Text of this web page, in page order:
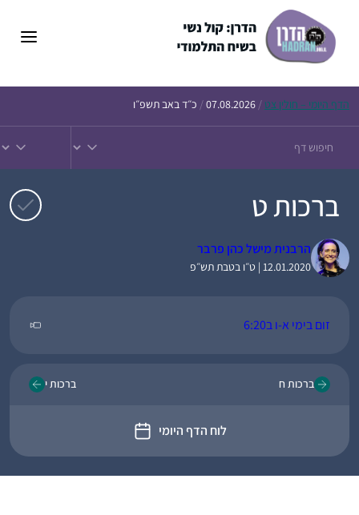
הדף היומי – חולין צט /
07.08.2026
/ כ״ד באב תשפ״ו
ברכות ט
הרבנית מישל כהן פרבר
12.01.2020 | ט״ו בטבת תש״פ
זום בימי א-ו ב6:20
ברכות ח
לוח הדף היומי
ברכות י